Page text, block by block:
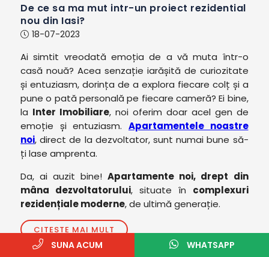
De ce sa ma mut intr-un proiect rezidential
nou din Iasi?
18-07-2023
Ai simtit vreodată emoția de a vă muta într-o
casă nouă? Acea senzație iarășită de curiozitate
și entuziasm, dorința de a explora fiecare colț și a
pune o pată personală pe fiecare cameră? Ei bine,
la Inter Imobiliare, noi oferim doar acel gen de
emoție și entuziasm. Apartamentele noastre
noi, direct de la dezvoltator, sunt numai bune să-
ți lase amprenta.
Da, ai auzit bine!Apartamente noi, drept din
mâna dezvoltatorului, situate în complexuri
rezidențiale moderne, de ultimă generație.
CITESTE MAI MULT
SUNA ACUM WHATSAPP